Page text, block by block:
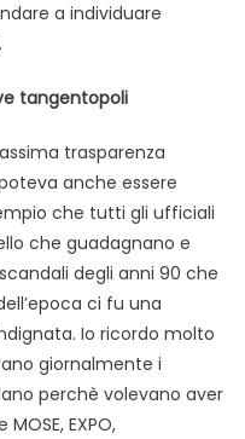
a individuare
tangentopoli
trasparenza
anche essere
che tutti gli ufficiali
che guadagnano e
degli anni 90 che
ci fu una
Io ricordo molto
giornalmente i
perchè volevano aver
EXPO,